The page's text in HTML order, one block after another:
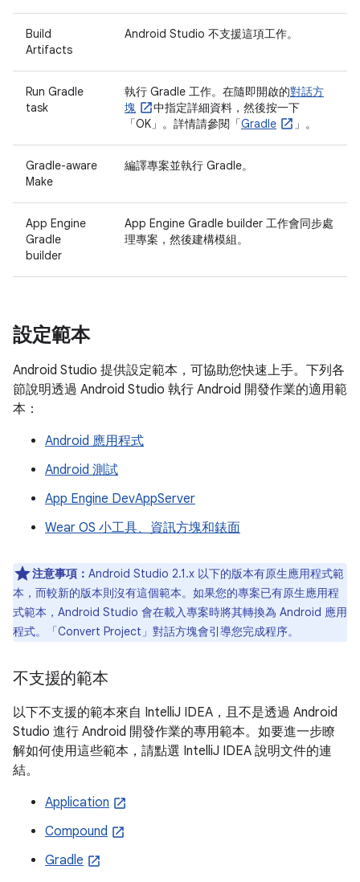
Build
Artifacts
Android Studio 不支援這項工作。
Run Gradle
task
執行 Gradle 工作。在隨即開啟的對話方
塊
中指定詳細資料，然後按一下
「OK」 。詳情請參閱「Gradle 」。
Gradle-aware
Make
編譯專案並執行 Gradle。
App Engine
Gradle
builder
App Engine Gradle builder 工作會同步處
理專案，然後建構模組。
設定範本
Android Studio 提供設定範本，可協助您快速上手。下列各
節說明透過 Android Studio 執行 Android 開發作業的適用範
本：
Android 應用程式
Android 測試
App Engine DevAppServer
Wear OS 小工具、資訊方塊和錶面
注意事項： Android Studio 2.1.x 以下的版本有原生應用程式範
本，而較新的版本則沒有這個範本。如果您的專案已有原生應用程
式範本，Android Studio 會在載入專案時將其轉換為 Android 應用
程式。「Convert Project」 對話方塊會引導您完成程序。
不支援的範本
以下不支援的範本來自 IntelliJ IDEA，且不是透過 Android
Studio 進行 Android 開發作業的專用範本。如要進一步瞭
解如何使用這些範本，請點選 IntelliJ IDEA 說明文件的連
結。
Application
Compound
Gradle